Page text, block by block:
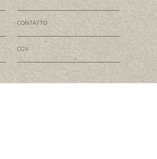
CONTATTO
CGV